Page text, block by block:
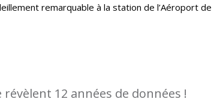
remarquable à la station de l’Aéroport de
12 années de données !